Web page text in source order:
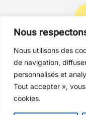
Nous
Nous utilisons des
de navigation,
personnalisés et
Tout accepter »,
cookies.